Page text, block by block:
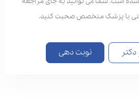
با پزشک متخصص صحبت کنید.
نوبت دهی